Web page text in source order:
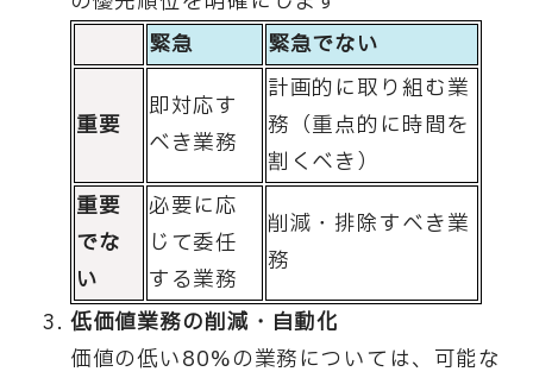
緊急
緊急でない
重要
即対応す
べき業務
計画的に取り組む業
務（重点的に時間を
割くべき）
重要
でな
い
必要に応
じて委任
する業務
削減・排除すべき業
務
低価値業務の削減・自動化
価値の低い80%の業務については、可能な